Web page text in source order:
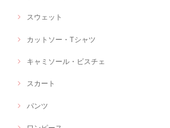
スウェット
カットソー・Tシャツ
キャミソール・ビスチェ
スカート
パンツ